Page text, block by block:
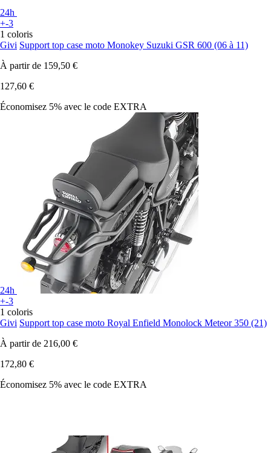
24h
+-3
1 coloris
Givi Support top case moto Monokey Suzuki GSR 600 (06 à 11)
À partir de 159,50 €
127,60 €
Économisez 5% avec le code EXTRA
24h
+-3
1 coloris
Givi Support top case moto Royal Enfield Monolock Meteor 350 (21)
À partir de 216,00 €
172,80 €
Économisez 5% avec le code EXTRA